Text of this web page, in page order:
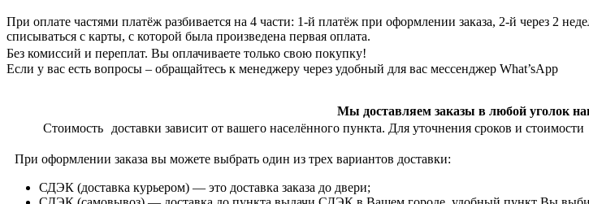
При оплате частями платёж разбивается на 4 части: 1-й платёж при оформлении заказа, 2-й через 2
списываться с карты, с которой была произведена первая оплата.
Без комиссий и переплат. Вы оплачиваете только свою покупку!
Если у вас есть вопросы – обращайтесь к менеджеру через удобный для вас мессенджер What’sApp
Мы доставляем заказы в любой уголок
Стоимость доставки зависит от вашего населённого пункта. Для уточнения сроков и
При оформлении заказа вы можете выбрать один из трех вариантов доставки:
СДЭК (доставка курьером) — это доставка заказа до двери;